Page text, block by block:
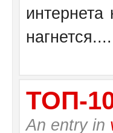
нагнется....
ТО­П-
An entry in